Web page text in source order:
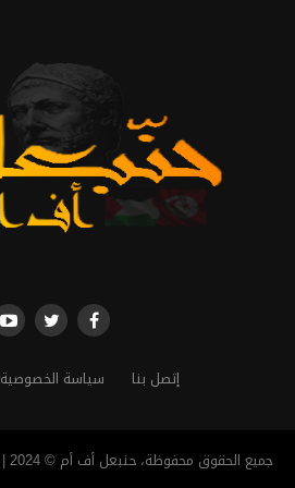
إتصل بنا سياسة الخصوصية
جميع الحقوق محفوظة، حنبعل أف أم © 2024 | تطوير و تصميم